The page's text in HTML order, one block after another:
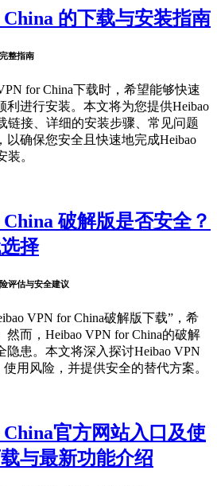
的下载与安装指南
整指南
for China下载时，希望能够快速
利进行安装。本文将为您提供Heibao
链接、详细的安装步骤、常见问题
以确保您安全且快速地完成Heibao
装。
破解版是否安全？
择
评估与安全建议
VPN for China破解版下载”，希
而，Heibao VPN for China的破解
隐患。本文将深入探讨Heibao VPN
用风险，并提供安全的替代方案。
官方网站入口及使
与最新功能介绍